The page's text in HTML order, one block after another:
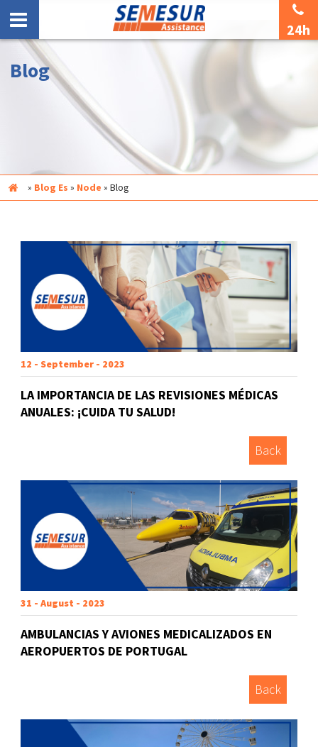
24h
Blog
Inicio » Blog Es » Node » Blog
12 - September - 2023
LA IMPORTANCIA DE LAS REVISIONES MÉDICAS
ANUALES: ¡CUIDA TU SALUD!
Back
31 - August - 2023
AMBULANCIAS Y AVIONES MEDICALIZADOS EN
AEROPUERTOS DE PORTUGAL
Back